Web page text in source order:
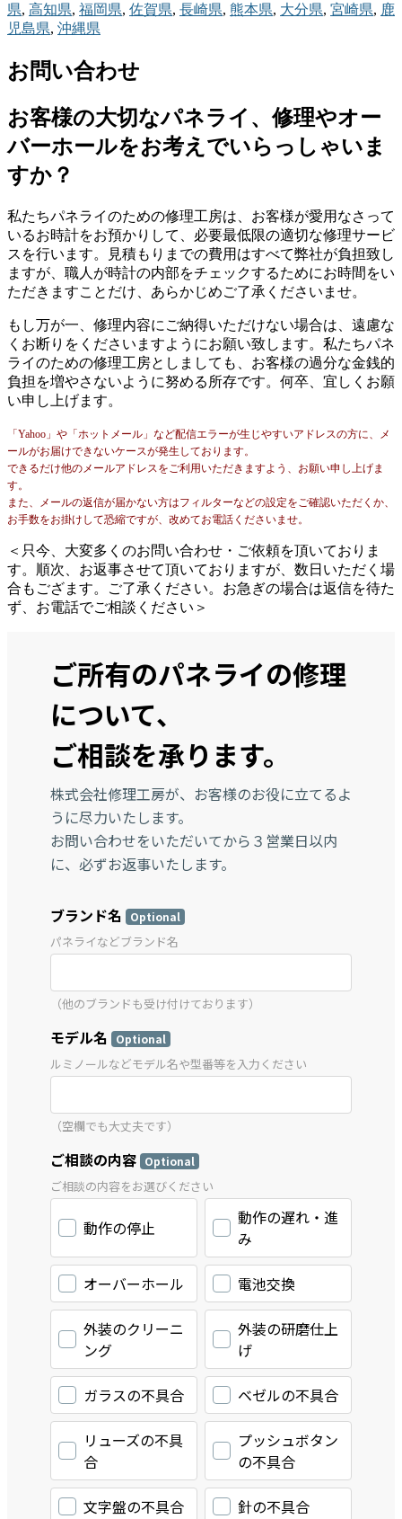
県, 高知県, 福岡県, 佐賀県, 長崎県, 熊本県, 大分県, 宮崎県, 鹿
児島県, 沖縄県
お問い合わせ
お客様の大切なパネライ、修理やオー
バーホールをお考えでいらっしゃいま
すか？
私たちパネライのための修理工房は、お客様が愛用なさって
いるお時計をお預かりして、必要最低限の適切な修理サービ
スを行います。見積もりまでの費用はすべて弊社が負担致し
ますが、職人が時計の内部をチェックするためにお時間をい
ただきますことだけ、あらかじめご了承くださいませ。
もし万が一、修理内容にご納得いただけない場合は、遠慮な
くお断りをくださいますようにお願い致します。私たちパネ
ライのための修理工房としましても、お客様の過分な金銭的
負担を増やさないように努める所存です。何卒、宜しくお願
い申し上げます。
「Yahoo」や「ホットメール」など配信エラーが生じやすいアドレスの方に、メ
ールがお届けできないケースが発生しております。
できるだけ他のメールアドレスをご利用いただきますよう、お願い申し上げま
す。
また、メールの返信が届かない方はフィルターなどの設定をご確認いただくか、
お手数をお掛けして恐縮ですが、改めてお電話くださいませ。
＜只今、大変多くのお問い合わせ・ご依頼を頂いておりま
す。順次、お返事させて頂いておりますが、数日いただく場
合もござます。ご了承ください。お急ぎの場合は返信を待た
ず、お電話でご相談ください＞